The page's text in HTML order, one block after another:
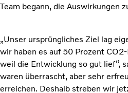
Team begann, die Auswirkungen
„Unser ursprüngliches Ziel lag
wir haben es auf 50 Prozent
weil die Entwicklung so gut lief“,
waren überrascht, aber sehr
erreichen. Deshalb streben wir